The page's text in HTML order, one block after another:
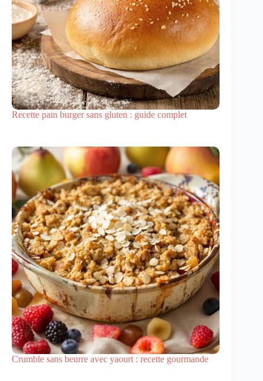
Recette pain burger sans gluten : guide complet
Crumble sans beurre avec yaourt : recette gourmande